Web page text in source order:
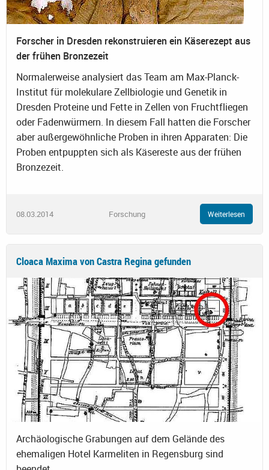
Forscher in Dresden rekonstruieren ein Käserezept aus
der frühen Bronzezeit
Normalerweise analysiert das Team am Max-Planck-
Institut für molekulare Zellbiologie und Genetik in
Dresden Proteine und Fette in Zellen von Fruchtfliegen
oder Fadenwürmern. In diesem Fall hatten die Forscher
aber außergewöhnliche Proben in ihren Apparaten: Die
Proben entpuppten sich als Käsereste aus der frühen
Bronzezeit.
08.03.2014 Forschung Weiterlesen
Cloaca Maxima von Castra Regina gefunden
Archäologische Grabungen auf dem Gelände des
ehemaligen Hotel Karmeliten in Regensburg sind